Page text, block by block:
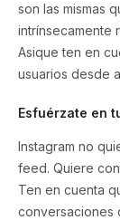
son las mismas
intrínsecamente
Asique ten en
usuarios desde
Esfuérzate en
Instagram no
feed. Quiere
Ten en cuenta
conversaciones